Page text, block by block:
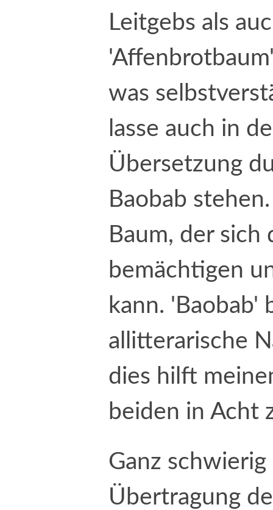
Leitgebs als
was
lasse auch in
Übersetzung
Baobab
Baum, der sich
bemächtigen
kann. 'Baobab'
allitterarische
dies hilft
beiden in Acht
Ganz
Übertragung